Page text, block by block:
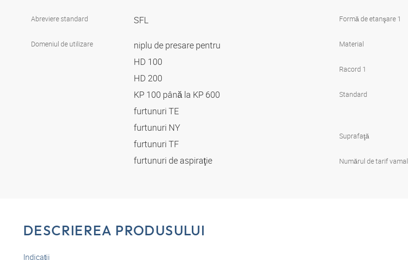
Abreviere standard SFL
Domeniul de utilizare
niplu de presare pentru
HD 100
HD 200
KP 100 până la KP 600
furtunuri TE
furtunuri NY
furtunuri TF
furtunuri de aspiraţie
Formă de etanşare 1
Material
Racord 1
Standard
Suprafaţă
Numărul de tarif vamal
DESCRIEREA PRODUSULUI
Indicaţii